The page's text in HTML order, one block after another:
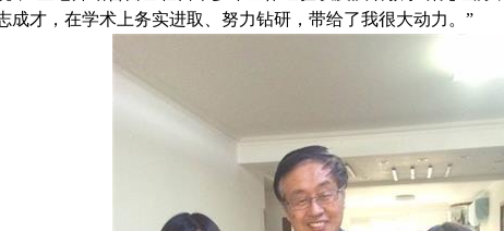
成才，在学术上务实进取、努力钻研，带给了我很大动力。”